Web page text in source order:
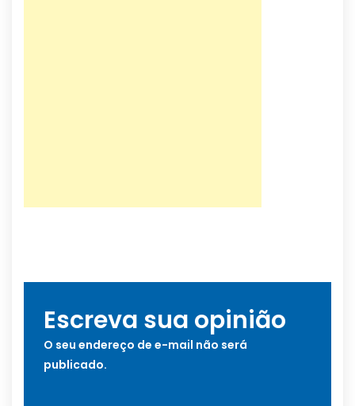
Escreva sua opinião
O seu endereço de e-mail não será
publicado.